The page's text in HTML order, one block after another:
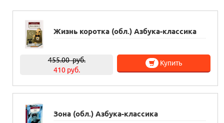
Жизнь коротка (обл.) Азбука-классика
455.00руб.
410 руб.
Купить
Зона (обл.) Азбука-классика